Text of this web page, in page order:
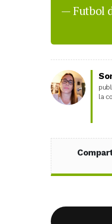
— Futbol
la